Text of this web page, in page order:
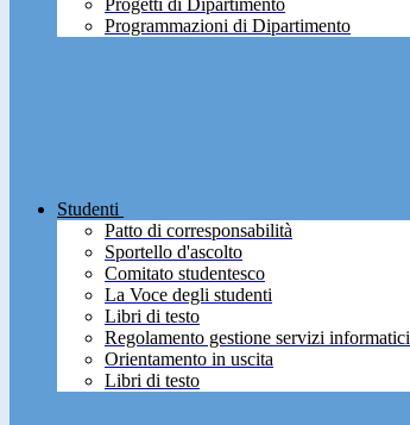
Progetti di Dipartimento
Programmazioni di Dipartimento
Studenti
Patto di corresponsabilità
Sportello d'ascolto
Comitato studentesco
La Voce degli studenti
Libri di testo
Regolamento gestione servizi informatici
Orientamento in uscita
Libri di testo